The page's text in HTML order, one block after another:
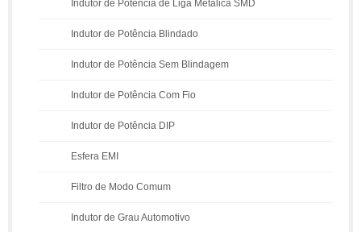
Indutor de Potência de Liga Metálica SMD
Indutor de Potência Blindado
Indutor de Potência Sem Blindagem
Indutor de Potência Com Fio
Indutor de Potência DIP
Esfera EMI
Filtro de Modo Comum
Indutor de Grau Automotivo